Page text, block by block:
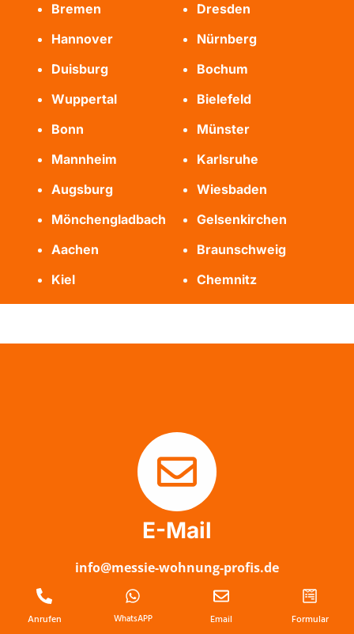
Bremen
Dresden
Hannover
Nürnberg
Duisburg
Bochum
Wuppertal
Bielefeld
Bonn
Münster
Mannheim
Karlsruhe
Augsburg
Wiesbaden
Mönchengladbach
Gelsenkirchen
Aachen
Braunschweig
Kiel
Chemnitz
E-Mail
info@messie-wohnung-profis.de
Anrufen WhatsAPP Email Formular